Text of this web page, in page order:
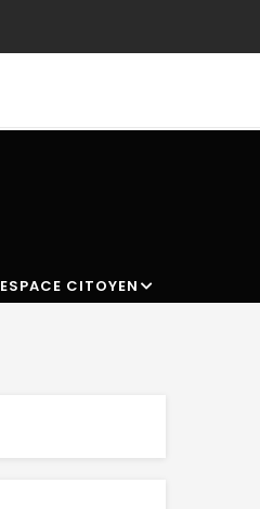
NAVIGATION
ESPACE CITOYEN